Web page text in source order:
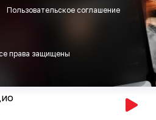
Пользовательское соглашение
права защищены